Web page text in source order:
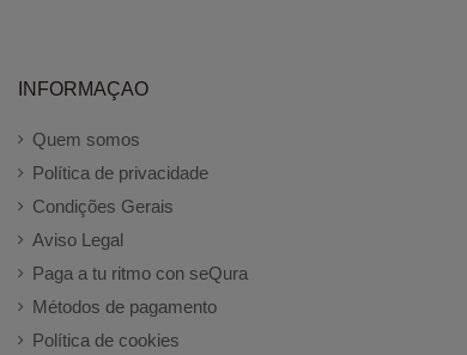
INFORMAÇAO
Quem somos
Política de privacidade
Condições Gerais
Aviso Legal
Paga a tu ritmo con seQura
Métodos de pagamento
Política de cookies